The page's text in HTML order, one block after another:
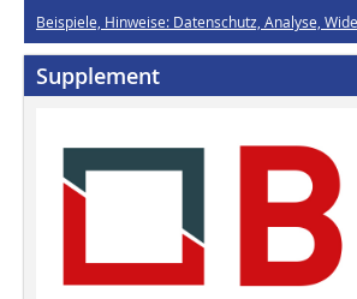
Beispiele, Hinweise: Datenschutz, Analyse,
Supplement